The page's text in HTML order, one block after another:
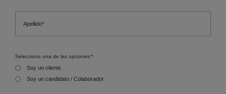
Selecciona una de las opciones:*
Soy un cliente
Soy un candidato / Colaborador